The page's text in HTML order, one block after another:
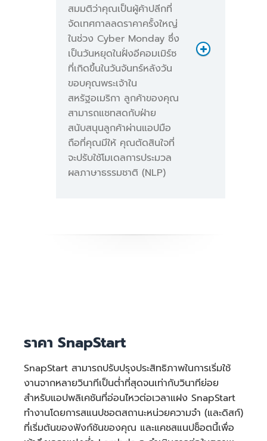
2,520,000 *
0.0000000309 USD =
0.08 USD
ค่าบริการรายเดือนทั้งหมด:
สมมติว่าคุณเป็นผู้ค้าปลีกที่
จัดเทศกาลลดราคาครั้งใหญ่
ในช่วง Cyber Monday ซึ่ง
เป็นวันหยุดในฝั่งอีคอมเมิร์ซ
ที่เกิดขึ้นในวันจันทร์หลังวัน
ขอบคุณพระเจ้าใน
สหรัฐอเมริกา ลูกค้าของคุณ
สามารถแชทสดกับฝ่าย
สนับสนุนลูกค้าผ่านแอปมือ
ถือที่คุณมีให้ คุณตัดสินใจที่
จะปรับใช้โมเดลการประมวล
ผลภาษาธรรมชาติ (NLP)
ราคา SnapStart
SnapStart สามารถปรับปรุงประสิทธิภาพในการเริ่มใช้
งานจากหลายวินาทีเป็นต่ำที่สุดจนเท่ากับวินาทีย่อย
สำหรับแอปพลิเคชันที่อ่อนไหวต่อเวลาแฝง SnapStart
ทำงานโดยการสแนปชอตสถานะหน่วยความจำ (และดิสก์)
ที่เริ่มต้นของฟังก์ชันของคุณ และแคชสแนปช็อตนี้เพื่อ